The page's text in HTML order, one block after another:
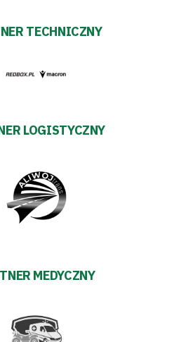
TECHNICZNY
LOGISTYCZNY
MEDYCZNY